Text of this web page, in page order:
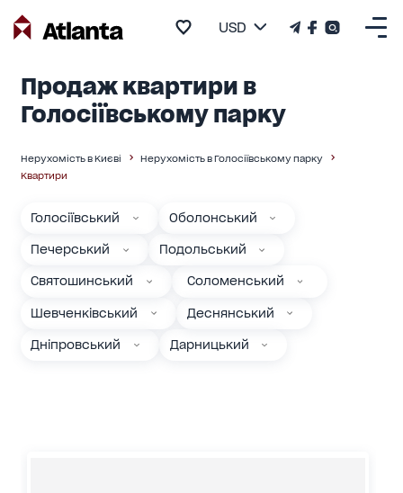
USD
Продаж квартири в
Голосіївському парку
Нерухомість в Києві
Нерухомість в Голосіївському парку
Квартири
Голосіївський Оболонський
Печерський Подольський
Святошинський Соломенський
Шевченківський Деснянський
Дніпровський Дарницький